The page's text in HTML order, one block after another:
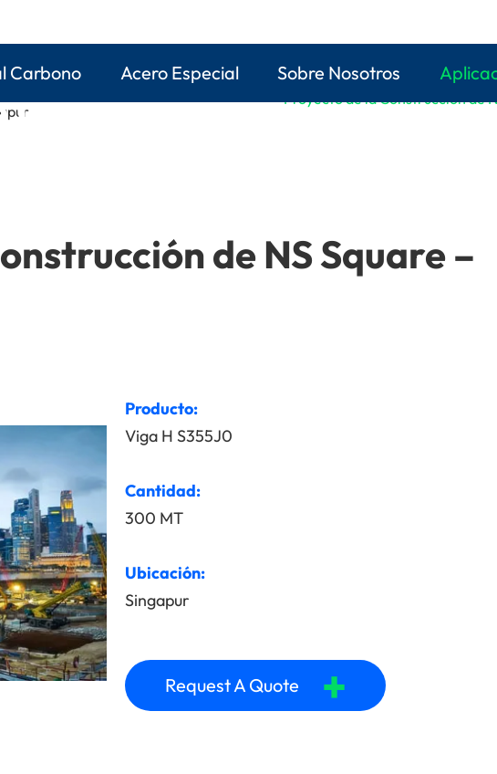
Carbono Acero Especial Sobre Nosotros
Construcción de NS
Proyectos de construcción de edificios Proyecto de la Construcción de
de NS Square –
Producto:
Viga H S355J0
Cantidad:
300 MT
Ubicación:
Singapur
Request A Quote +